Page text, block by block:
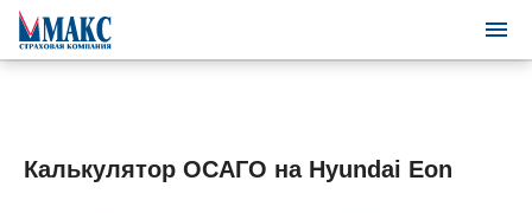
Калькулятор ОСАГО на Hyundai Eon